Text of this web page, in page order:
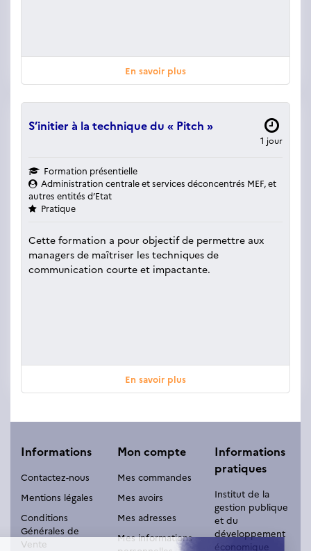
En savoir plus
1 jour
S’initier à la technique du « Pitch »
Formation présentielle
Administration centrale et services déconcentrés MEF, et
autres entités d’Etat
Pratique
Cette formation a pour objectif de permettre aux
managers de maîtriser les techniques de
communication courte et impactante.
En savoir plus
Informations
Contactez-nous
Mentions légales
Conditions
Générales de
Vente
Mon compte
Mes commandes
Mes avoirs
Mes adresses
Mes informations
Informations
pratiques
Institut de la
gestion publique
et du
développement
économique